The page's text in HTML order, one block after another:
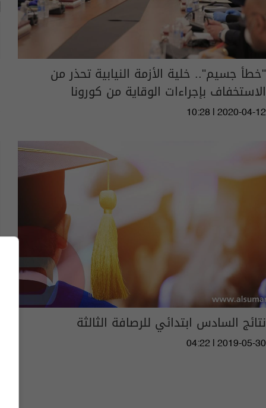
"خطأ جسيم".. خلية الأزمة النيابية تحذر من
الاستخفاف بإجراءات الوقاية من كورونا
10:28 | 2020-04-12
نتائج السادس ابتدائي للرصافة الثالثة
04:22 | 2019-05-30